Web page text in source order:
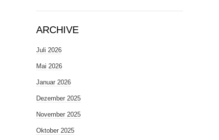
ARCHIVE
Juli 2026
Mai 2026
Januar 2026
Dezember 2025
November 2025
Oktober 2025